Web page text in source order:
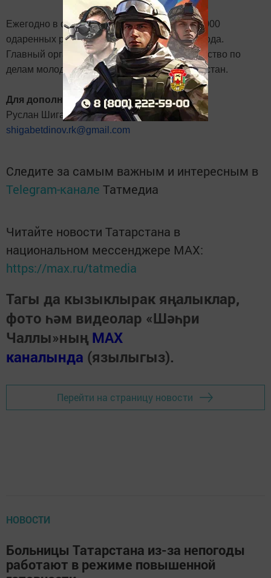
Ежегодно в фестивале участвуют более 60 000
одаренных ребят в возрасте от 5 лет до 21 года.
Главный организатор фестиваля - Министерство по
делам молодежи и спорту Республики Татарстан.
Для дополнительных контактов:
Руслан Шигабетдинов,+7 9272 400017
shigabetdinov.rk@gmail.com
Следите за самым важным и интересным в
Telegram-канале Татмедиа
Читайте новости Татарстана в
национальном мессенджере MАХ:
https://max.ru/tatmedia
Тагы да кызыклырак яңалыклар,
фото һәм видеолар «Шәһри
Чаллы»ның MAX
каналында (язылыгыз).
Перейти на страницу новости
НОВОСТИ
Больницы Татарстана из-за непогоды
работают в режиме повышенной